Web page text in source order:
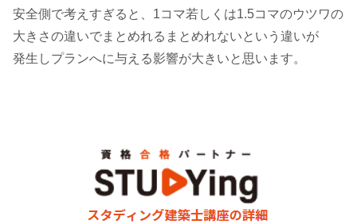
安全側で考えすぎると、1コマ若しくは1.5コマのウツワの
大きさの違いでまとめれるまとめれないという違いが
発生しプランへに与える影響が大きいと思います。